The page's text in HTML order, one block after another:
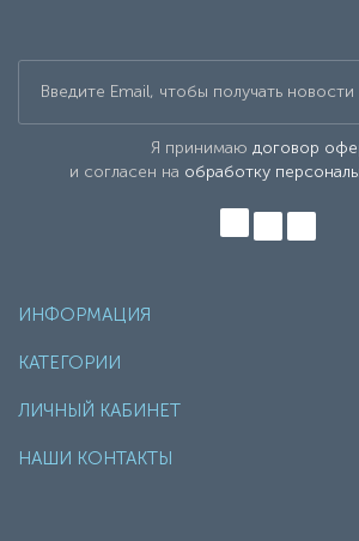
Я принимаю договор
и согласен на обработку
ИНФОРМАЦИЯ
КАТЕГОРИИ
ЛИЧНЫЙ КАБИНЕТ
НАШИ КОНТАКТЫ